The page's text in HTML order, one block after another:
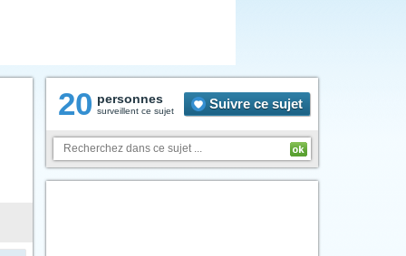
20 personnes
surveillent ce sujet Suivre ce sujet